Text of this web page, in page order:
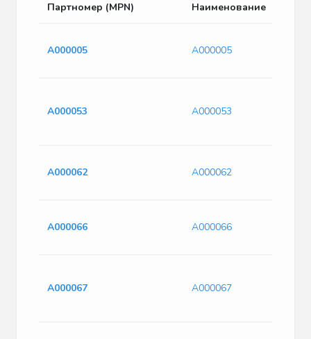
Партномер (MPN) Наименование
A000005 A000005
A000053 A000053
A000062 A000062
A000066 A000066
A000067 A000067